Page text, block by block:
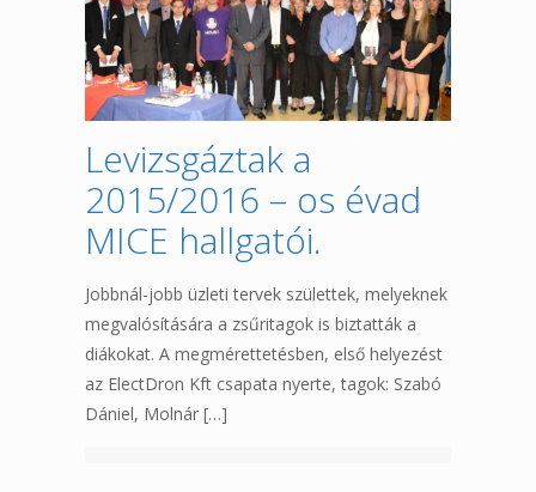
Levizsgáztak a
2015/2016 – os évad
MICE hallgatói.
Jobbnál-jobb üzleti tervek születtek, melyeknek
megvalósítására a zsűritagok is biztatták a
diákokat. A megmérettetésben, első helyezést
az ElectDron Kft csapata nyerte, tagok: Szabó
Dániel, Molnár […]